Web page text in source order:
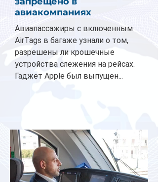
авиакомпаниях
Авиапассажиры с включенным
AirTags в багаже узнали о том,
разрешены ли крошечные
устройства слежения на рейсах.
Гаджет Apple был выпущен...